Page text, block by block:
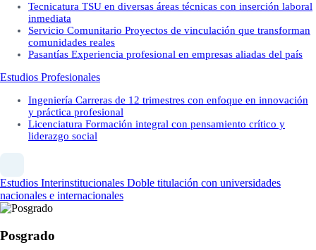
Tecnicatura TSU en diversas áreas técnicas con inserción laboral
inmediata
Servicio Comunitario Proyectos de vinculación que transforman
comunidades reales
Pasantías Experiencia profesional en empresas aliadas del país
Estudios Profesionales
Ingeniería Carreras de 12 trimestres con enfoque en innovación
y práctica profesional
Licenciatura Formación integral con pensamiento crítico y
liderazgo social
Estudios Interinstitucionales Doble titulación con universidades
nacionales e internacionales
Posgrado